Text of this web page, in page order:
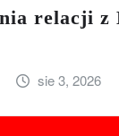
relacji z
sie 3, 2026